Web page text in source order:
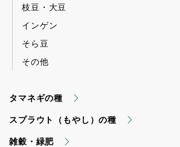
枝豆・大豆
インゲン
そら豆
その他
タマネギの種
スプラウト（もやし）の種
雑穀・緑肥